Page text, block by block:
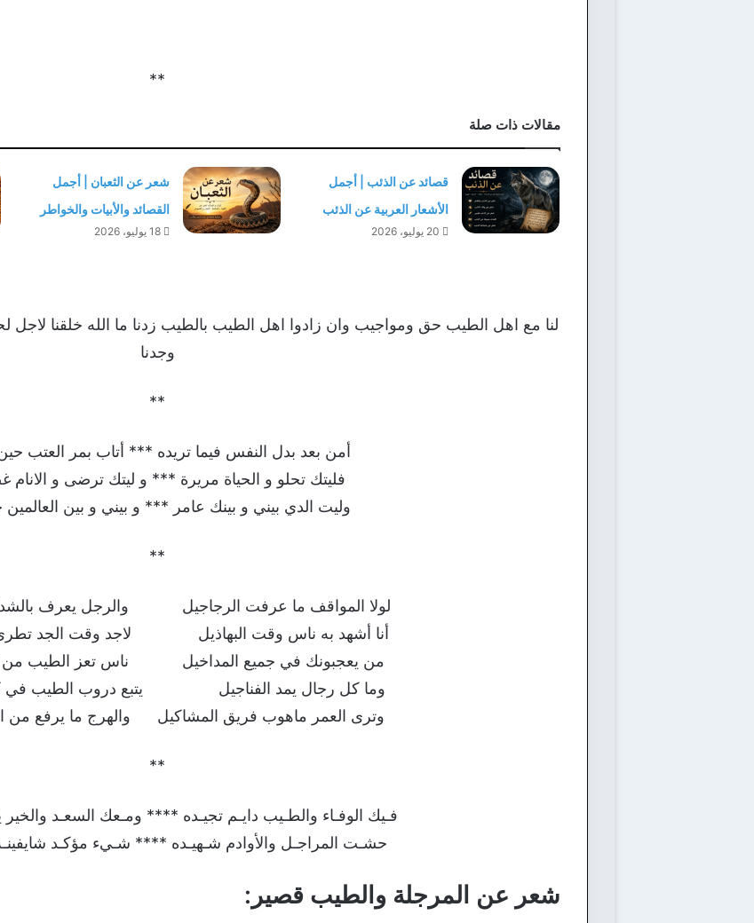
**
مقالات ذات صلة
قصائد عن الذئب | أجمل
الأشعار العربية عن الذئب
20 يوليو، 2026
شعر عن الثعبان | أجمل
القصائد والأبيات والخواطر
18 يوليو، 2026
لنا مع اهل الطيب حق ومواجيب وان زادوا اهل الطيب بالطيب زدنا ما الله خلقنا
وجدنا
**
أمن بعد بدل النفس فيما تريده *** أتاب بمر العتب
فليتك تحلو و الحياة مريرة *** و ليتك ترضى و الانام
وليت الدي بيني و بينك عامر *** و بيني و بين
**
لولا المواقف ما عرفت الرجاجيل والرجل يعرف
أنا أشهد به ناس وقت البهاذيل لاجد وقت الجد تطرى
من يعجبونك في جميع المداخيل ناس تعز الطيب من
وما كل رجال يمد الفناجيل يتبع دروب الطيب في
وترى العمر ماهوب فريق المشاكيل والهرج ما يرفع من
**
فـيك الوفـاء والطـيب دايـم تجيـده **** ومـعك السعـد
حشـت المراجـل والأوادم شـهيـده **** شـيء مؤكـد شايفينـه
شعر عن المرجلة والطيب قصير: